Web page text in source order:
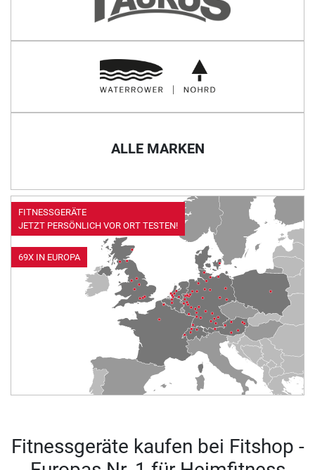
ALLE MARKEN
FITNESSGERÄTE
JETZT PERSÖNLICH VOR ORT TESTEN!
69X IN EUROPA
Fitnessgeräte kaufen bei Fitshop -